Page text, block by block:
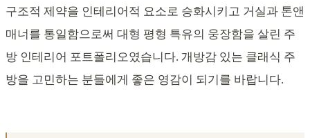
구조적 제약을 인테리어적 요소로 승화시키고 거실과 톤앤
매너를 통일함으로써 대형 평형 특유의 웅장함을 살린 주
방 인테리어 포트폴리오였습니다. 개방감 있는 클래식 주
방을 고민하는 분들에게 좋은 영감이 되기를 바랍니다.